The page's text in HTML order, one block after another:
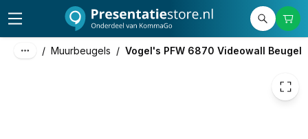
/ Muurbeugels / Vogel's PFW 6870 Videowall Beugel
299,00 excl. btw
361,79 incl. btw